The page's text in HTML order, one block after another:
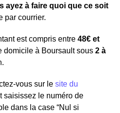
ayez à faire quoi que ce soit
par courrier.
est compris entre 48€ et
domicile à Boursault sous 2 à
vous sur le site du
saisissez le numéro de
dans la case “Nul si